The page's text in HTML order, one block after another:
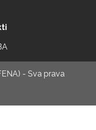
- Sva prava